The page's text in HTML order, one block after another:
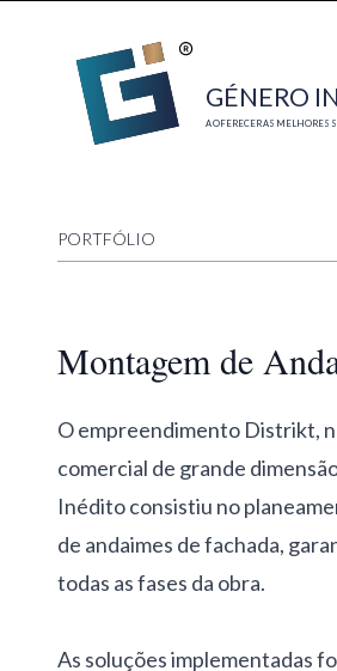
GÉNERO
A OFERECER AS MELHORES
PORTFÓLIO
Montagem de
O empreendimento Distrikt,
comercial de grande
Inédito consistiu no
de andaimes de fachada,
todas as fases da obra.
As soluções implementadas